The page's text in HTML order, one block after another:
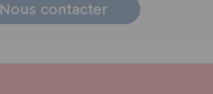
Nous contacter